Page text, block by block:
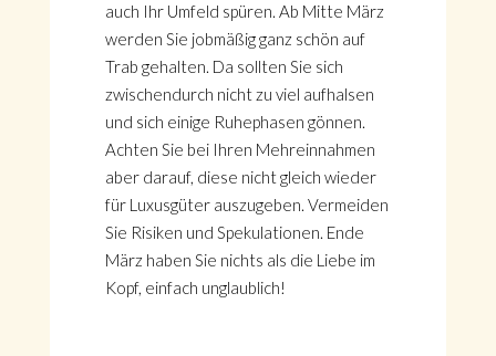
auch Ihr Umfeld spüren. Ab Mitte März
werden Sie jobmäßig ganz schön auf
Trab gehalten. Da sollten Sie sich
zwischendurch nicht zu viel aufhalsen
und sich einige Ruhephasen gönnen.
Achten Sie bei Ihren Mehreinnahmen
aber darauf, diese nicht gleich wieder
für Luxusgüter auszugeben. Vermeiden
Sie Risiken und Spekulationen. Ende
März haben Sie nichts als die Liebe im
Kopf, einfach unglaublich!